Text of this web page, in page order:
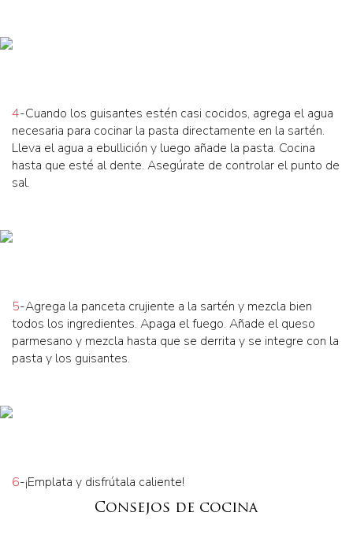
4-Cuando los guisantes estén casi cocidos, agrega el agua
necesaria para cocinar la pasta directamente en la sartén.
Lleva el agua a ebullición y luego añade la pasta. Cocina
hasta que esté al dente. Asegúrate de controlar el punto de
sal.
5-Agrega la panceta crujiente a la sartén y mezcla bien
todos los ingredientes. Apaga el fuego. Añade el queso
parmesano y mezcla hasta que se derrita y se integre con la
pasta y los guisantes.
6-¡Emplata y disfrútala caliente!
Consejos de cocina